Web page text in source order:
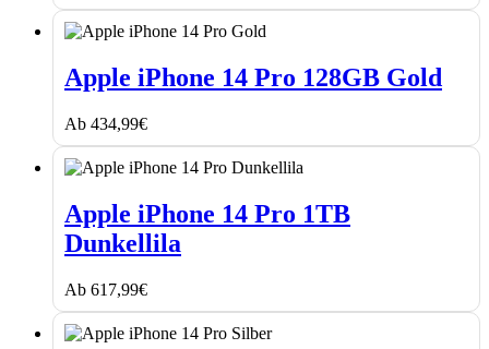
iPhone
14
128GB
Gold
Apple iPhone 14 Pro 128GB Gold
Ab 434,99€
iPhone
14
Pro
Dunkellila
Apple iPhone 14 Pro 1TB
Dunkellila
Ab 617,99€